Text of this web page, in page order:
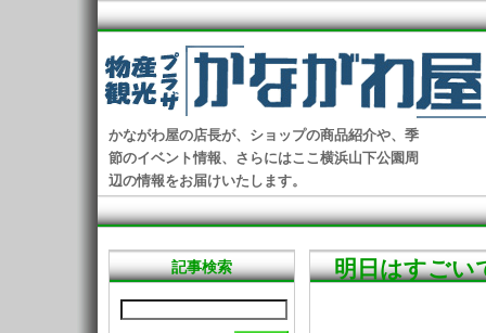
かながわ屋の店長が、ショップの商品紹介や、季
節のイベント情報、さらにはここ横浜山下公園周
辺の情報をお届けいたします。
記事検索 明日はすごい